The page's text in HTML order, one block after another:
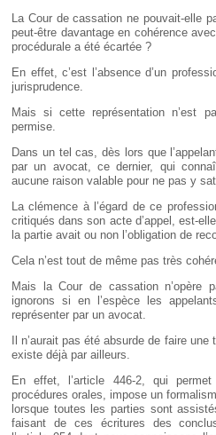
La Cour de cassation ne pouvait-elle
peut-être davantage en cohérence
procédurale a été écartée ?
En effet, c’est l’absence d’un
jurisprudence.
Mais si cette représentation n’est
permise.
Dans un tel cas, dès lors que
par un avocat, ce dernier, qui
aucune raison valable pour ne pas y
La clémence à l’égard de ce
critiqués dans son acte d’appel, est-
la partie avait ou non l’obligation de
Cela n’est tout de même pas très
Mais la Cour de cassation n’opère
ignorons si en l’espèce les
représenter par un avocat.
Il n’aurait pas été absurde de faire
existe déjà par ailleurs.
En effet, l’article 446-2, qui
procédures orales, impose un
lorsque toutes les parties sont
faisant de ces écritures des